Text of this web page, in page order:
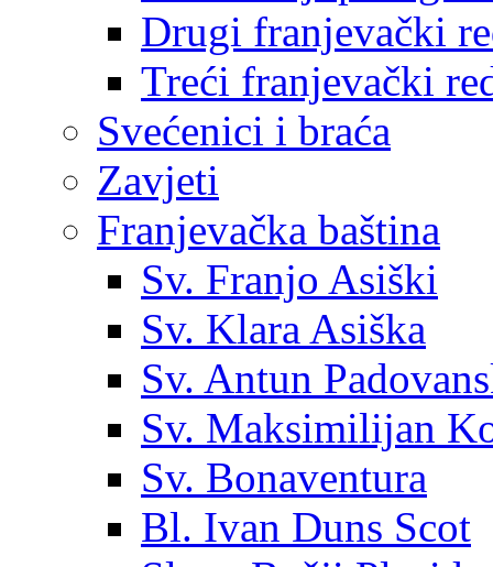
Drugi franjevački
Treći franjevački
Svećenici i braća
Zavjeti
Franjevačka baština
Sv. Franjo Asiški
Sv. Klara Asiška
Sv. Antun
Sv. Maksimilijan
Sv. Bonaventura
Bl. Ivan Duns Scot